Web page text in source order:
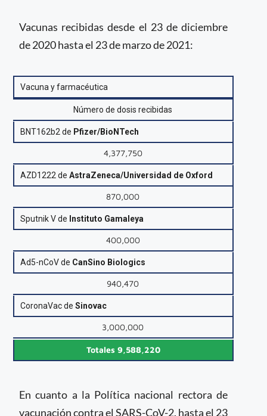
Vacunas recibidas desde el 23 de diciembre
de 2020 hasta el 23 de marzo de 2021:
Vacuna y farmacéutica
Número de dosis recibidas
BNT162b2 de Pfizer/BioNTech
4,377,750
AZD1222 de AstraZeneca/Universidad de Oxford
870,000
Sputnik V de Instituto Gamaleya
400,000
Ad5-nCoV de CanSino Biologics
940,470
CoronaVac de Sinovac
3,000,000
Totales 9,588,220
En cuanto a la Política nacional rectora de
vacunación contra el SARS-CoV-2, hasta el 23